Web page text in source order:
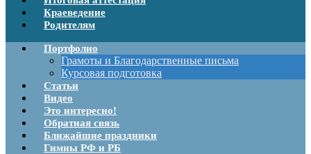
Краеведение
Родителям
Портфолио
Грамоты и Благодарственные письма
Курсовая подготовка
Статьи
Видео
Это интересно!
Обратная связь
Ближайшие праздники
Гимны РФ и РБ